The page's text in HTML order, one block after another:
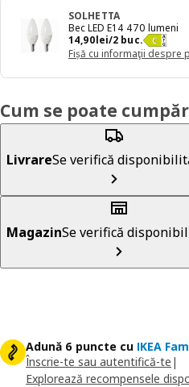
SOLHETTA
Bec LED E14 470 lumeni
14,90lei/2 buc.
Preț 14,90lei/2 buc.
Fișă cu informaţii despre
Cum se poate
LivrareSe verifică
MagazinSe verifică
Adună 6 puncte cu IKEA
Înscrie-te sau autentifică-te |
Explorează recompensele